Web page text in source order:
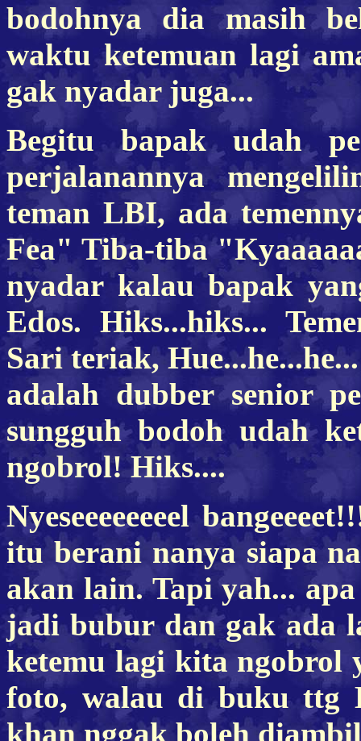
bodohnya dia masih
waktu ketemuan lagi
gak nyadar juga...
Begitu bapak udah
perjalanannya
teman LBI, ada
Fea" Tiba-tiba
nyadar kalau bapak
Edos. Hiks...hiks...
Sari teriak,
adalah dubber senior
sungguh bodoh udah
ngobrol! Hiks....
Nyeseeeeeeeel
itu berani nanya siapa
akan lain. Tapi yah...
jadi bubur dan gak ada
ketemu lagi kita
foto, walau di buku ttg
khan nggak boleh